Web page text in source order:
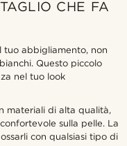
CHE FA
abbigliamento, non
Questo piccolo
nel tuo look
materiali di alta qualità,
sulla pelle. La
con qualsiasi tipo di